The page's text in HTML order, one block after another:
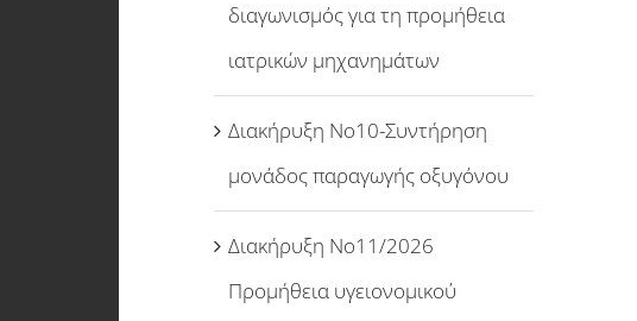
διαγωνισμός για τη προμήθεια
ιατρικών μηχανημάτων
Διακήρυξη Νο10-Συντήρηση
μονάδος παραγωγής οξυγόνου
Διακήρυξη Νο11/2026
Προμήθεια υγειονομικού